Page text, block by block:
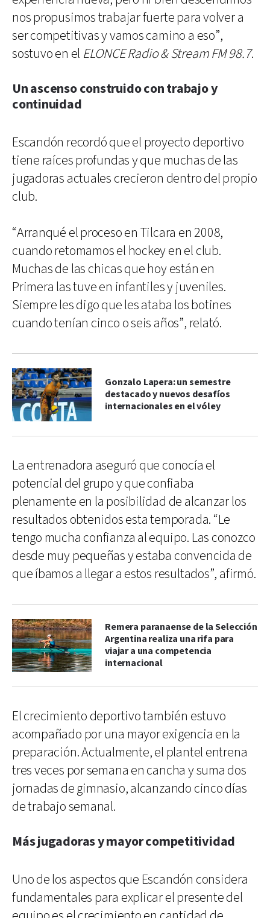
nos propusimos trabajar fuerte para volver a
ser competitivas y vamos camino a eso”,
sostuvo en el ELONCE Radio & Stream FM 98.7.
Un ascenso construido con trabajo y
continuidad
Escandón recordó que el proyecto deportivo
tiene raíces profundas y que muchas de las
jugadoras actuales crecieron dentro del propio
club.
“Arranqué el proceso en Tilcara en 2008,
cuando retomamos el hockey en el club.
Muchas de las chicas que hoy están en
Primera las tuve en infantiles y juveniles.
Siempre les digo que les ataba los botines
cuando tenían cinco o seis años”, relató.
Gonzalo Lapera: un semestre
destacado y nuevos desafíos
internacionales en el vóley
La entrenadora aseguró que conocía el
potencial del grupo y que confiaba
plenamente en la posibilidad de alcanzar los
resultados obtenidos esta temporada. “Le
tengo mucha confianza al equipo. Las conozco
desde muy pequeñas y estaba convencida de
que íbamos a llegar a estos resultados”, afirmó.
Remera paranaense de la Selección
Argentina realiza una rifa para
viajar a una competencia
internacional
El crecimiento deportivo también estuvo
acompañado por una mayor exigencia en la
preparación. Actualmente, el plantel entrena
tres veces por semana en cancha y suma dos
jornadas de gimnasio, alcanzando cinco días
de trabajo semanal.
Más jugadoras y mayor competitividad
Uno de los aspectos que Escandón considera
fundamentales para explicar el presente del